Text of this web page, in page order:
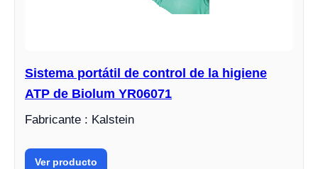
Sistema portátil de control de la higiene
ATP de Biolum YR06071
Fabricante : Kalstein
Ver producto